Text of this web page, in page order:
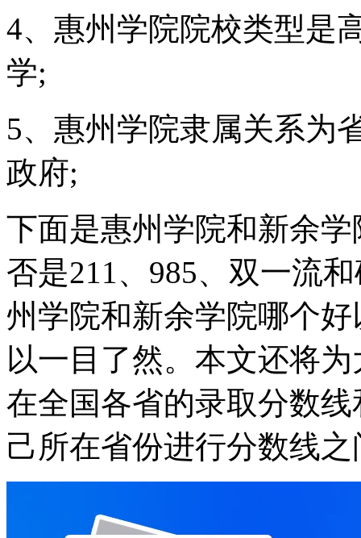
4、惠州学院院校类型是
学;
5、惠州学院隶属关系为
政府;
下面是惠州学院和新余
否是211、985、双一流
州学院和新余学院哪个
以一目了然。本文还将
在全国各省的录取分数
己所在省份进行分数线